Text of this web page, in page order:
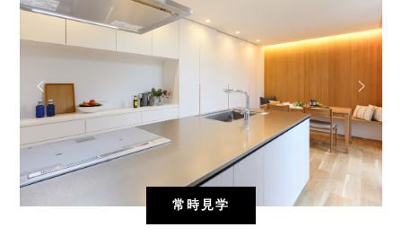
常時見学